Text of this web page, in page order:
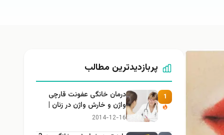
پربازدیدترین مطالب
1
درمان خانگی عفونت قارچی
واژن و خارش واژن در زنان |
راهنمای کامل، ایمن و کاربردی
2014-12-16